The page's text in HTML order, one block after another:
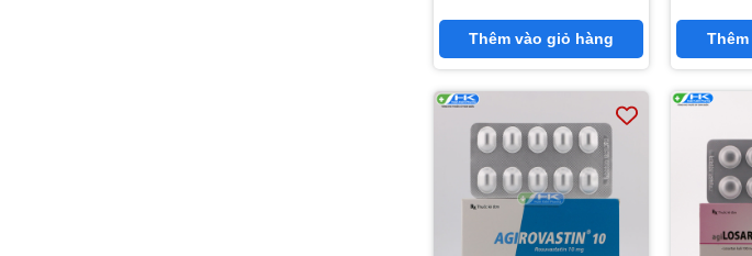
Thêm vào giỏ hàng